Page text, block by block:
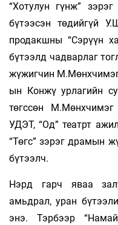
“Хотулун гүнж”
бүтээсэн төдийгүй
продакшны “Сэрүүн
бүтээлд чадварлаг
жүжигчин
ын Конжү урлагийн
төгссөн М.Мөнхчимэг
УДЭТ, “Од” театрт
“Төгс” зэрэг драмын
бүтээлч.
Нэрд гарч яваа
амьдрал, уран
энэ. Тэрбээр